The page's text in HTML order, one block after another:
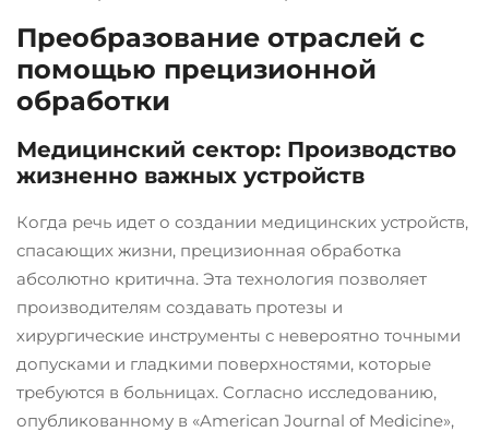
Преобразование отраслей с
помощью прецизионной
обработки
Медицинский сектор: Производство
жизненно важных устройств
Когда речь идет о создании медицинских устройств,
спасающих жизни, прецизионная обработка
абсолютно критична. Эта технология позволяет
производителям создавать протезы и
хирургические инструменты с невероятно точными
допусками и гладкими поверхностями, которые
требуются в больницах. Согласно исследованию,
опубликованному в «American Journal of Medicine»,